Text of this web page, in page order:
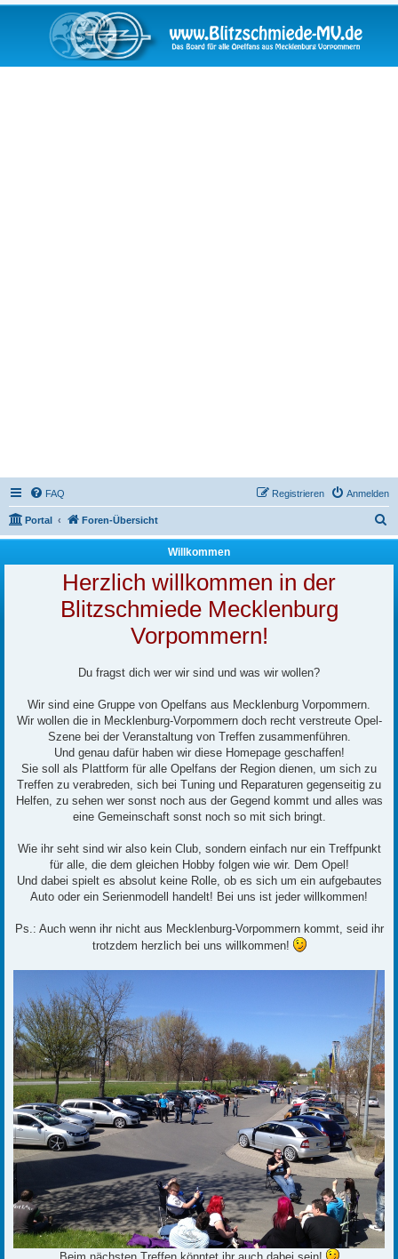
FAQ Anmelden
Registrieren
Portal Foren-Übersicht
u
Willkommen
Herzlich willkommen in der
Blitzschmiede Mecklenburg
Vorpommern!
Du fragst dich wer wir sind und was wir wollen?
Wir sind eine Gruppe von Opelfans aus Mecklenburg Vorpommern.
Wir wollen die in Mecklenburg-Vorpommern doch recht verstreute Opel-
Szene bei der Veranstaltung von Treffen zusammenführen.
Und genau dafür haben wir diese Homepage geschaffen!
Sie soll als Plattform für alle Opelfans der Region dienen, um sich zu
Treffen zu verabreden, sich bei Tuning und Reparaturen gegenseitig zu
Helfen, zu sehen wer sonst noch aus der Gegend kommt und alles was
eine Gemeinschaft sonst noch so mit sich bringt.
Wie ihr seht sind wir also kein Club, sondern einfach nur ein Treffpunkt
für alle, die dem gleichen Hobby folgen wie wir. Dem Opel!
Und dabei spielt es absolut keine Rolle, ob es sich um ein aufgebautes
Auto oder ein Serienmodell handelt! Bei uns ist jeder willkommen!
Ps.: Auch wenn ihr nicht aus Mecklenburg-Vorpommern kommt, seid ihr
trotzdem herzlich bei uns willkommen!